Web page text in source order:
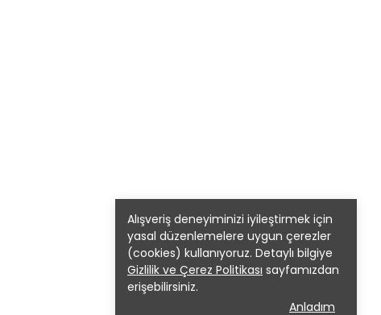
Alışveriş deneyiminizi iyileştirmek için
yasal düzenlemelere uygun çerezler
(cookies) kullanıyoruz. Detaylı bilgiye
Gizlilik ve Çerez Politikası sayfamızdan
erişebilirsiniz.
Anladım